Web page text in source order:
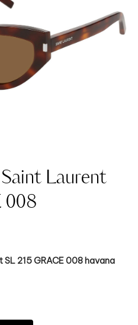
Laurent
008
215 GRACE 008 havana